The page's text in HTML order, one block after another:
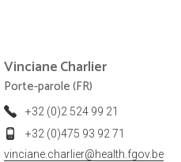
VincianeCharlier
Porte-parole (FR)
+32 (0)2 524 99 21
+32 (0)475 93 92 71
vinciane.charlier@health.fgov.be